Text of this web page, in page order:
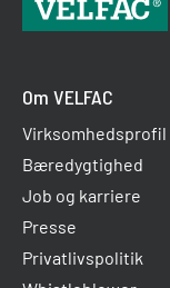
Den
Med tiden vil
sæbevand.
Om VELFAC
Virksomhedsprofil
Bæredygtighed
Job og karriere
Presse
Privatlivspolitik